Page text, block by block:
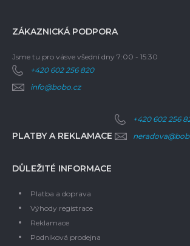
ZÁKAZNICKÁ PODPORA
Jsme tu pro vásve všední dny 7:00 - 15:30
+420 602 256 820
info@bobo.cz
PLATBY A REKLAMACE
+420 602 256
DŮLEŽITÉ INFORMACE
Platba a doprava
Výhody registrace
Reklamace
Podniková prodejna